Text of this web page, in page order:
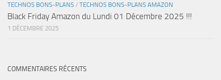
TECHNOS BONS-PLANS / TECHNOS BONS-PLANS AMAZON
Black Friday Amazon du Lundi 01 Décembre 2025 !!!
1 DÉCEMBRE 2025
COMMENTAIRES RÉCENTS